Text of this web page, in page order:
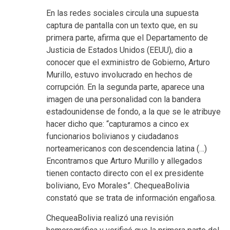
En las redes sociales circula una supuesta
captura de pantalla con un texto que, en su
primera parte, afirma que el Departamento de
Justicia de Estados Unidos (EEUU), dio a
conocer que el exministro de Gobierno, Arturo
Murillo, estuvo involucrado en hechos de
corrupción. En la segunda parte, aparece una
imagen de una personalidad con la bandera
estadounidense de fondo, a la que se le atribuye
hacer dicho que: “capturamos a cinco ex
funcionarios bolivianos y ciudadanos
norteamericanos con descendencia latina (…)
Encontramos que Arturo Murillo y allegados
tienen contacto directo con el ex presidente
boliviano, Evo Morales”. ChequeaBolivia
constató que se trata de información engañosa.
ChequeaBolivia realizó una revisión